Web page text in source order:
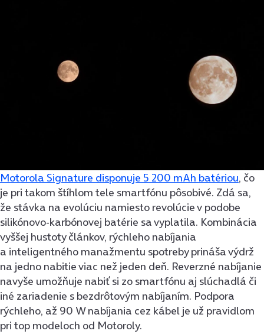
Motorola Signature disponuje 5 200 mAh batériou, čo
je pri takom štíhlom tele smartfónu pôsobivé. Zdá sa,
že stávka na evolúciu namiesto revolúcie v podobe
silikónovo-karbónovej batérie sa vyplatila. Kombinácia
vyššej hustoty článkov, rýchleho nabíjania
a inteligentného manažmentu spotreby prináša výdrž
na jedno nabitie viac než jeden deň. Reverzné nabíjanie
navyše umožňuje nabiť si zo smartfónu aj slúchadlá či
iné zariadenie s bezdrôtovým nabíjaním. Podpora
rýchleho, až 90 W nabíjania cez kábel je už pravidlom
pri top modeloch od Motoroly.